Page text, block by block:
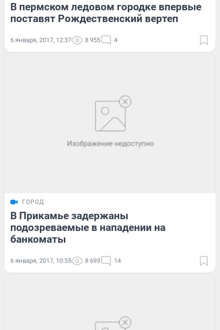
В пермском ледовом городке впервые
поставят Рождественский вертеп
6 января, 2017, 12:37 8 955 4
ГОРОД
В Прикамье задержаны
подозреваемые в нападении на
банкоматы
6 января, 2017, 10:55 8 693 14